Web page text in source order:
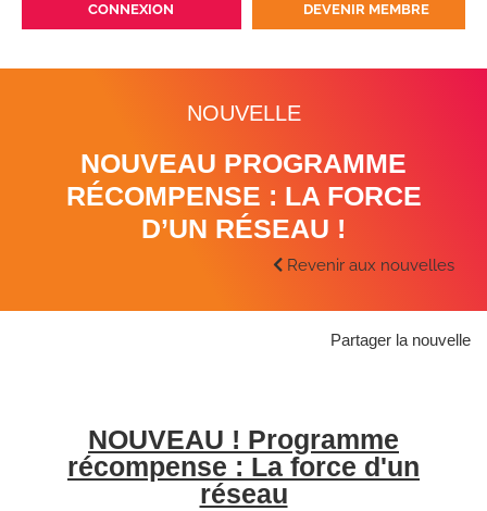
CONNEXION DEVENIR MEMBRE
NOUVELLE
NOUVEAU PROGRAMME
RÉCOMPENSE : LA FORCE
D’UN RÉSEAU !
Revenir aux nouvelles
Partager la nouvelle
NOUVEAU ! Programme
récompense : La force d'un
réseau